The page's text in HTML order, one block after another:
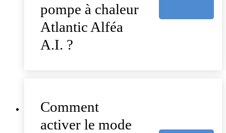
pompe à chaleur
Atlantic Alféa
A.I. ?
Comment
activer le mode